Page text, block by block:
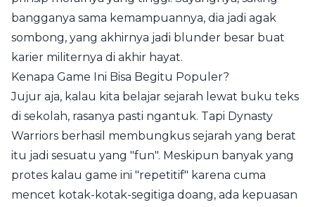
bangganya sama kemampuannya, dia jadi agak
sombong, yang akhirnya jadi blunder besar buat
karier militernya di akhir hayat.
Kenapa Game Ini Bisa Begitu Populer?
Jujur aja, kalau kita belajar sejarah lewat buku teks
di sekolah, rasanya pasti ngantuk. Tapi Dynasty
Warriors berhasil membungkus sejarah yang berat
itu jadi sesuatu yang "fun". Meskipun banyak yang
protes kalau game ini "repetitif" karena cuma
mencet kotak-kotak-segitiga doang, ada kepuasan